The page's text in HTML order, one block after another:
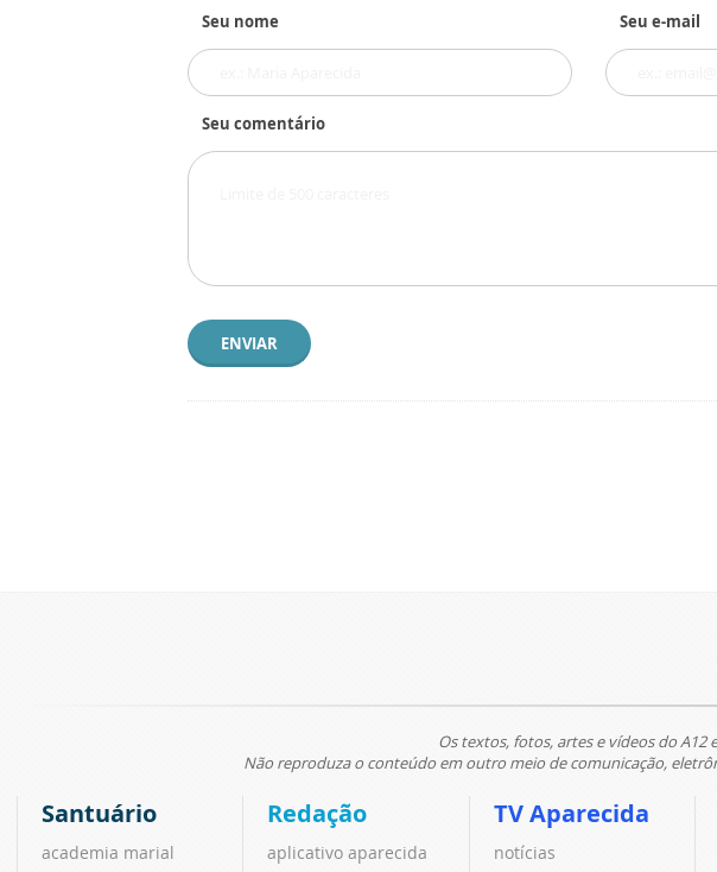
Seu nome Seu e-mail
Seu comentário
ENVIAR
Os textos, fotos, artes e vídeos do
Não reproduza o conteúdo em outro meio de comunicação,
Santuário
academia marial
Redação
aplicativo aparecida
TV Aparecida
notícias